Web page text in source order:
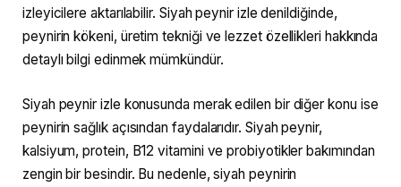
izleyicilere aktarılabilir. Siyah peynir izle denildiğinde,
peynirin kökeni, üretim tekniği ve lezzet özellikleri hakkında
detaylı bilgi edinmek mümkündür.
Siyah peynir izle konusunda merak edilen bir diğer konu ise
peynirin sağlık açısından faydalarıdır. Siyah peynir,
kalsiyum, protein, B12 vitamini ve probiyotikler bakımından
zengin bir besindir. Bu nedenle, siyah peynirin